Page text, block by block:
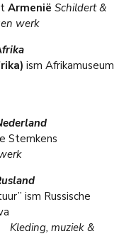
Armenië Schildert &
werk
ism Afrikamuseum
Stemkens
ism Russische
Kleding, muziek &